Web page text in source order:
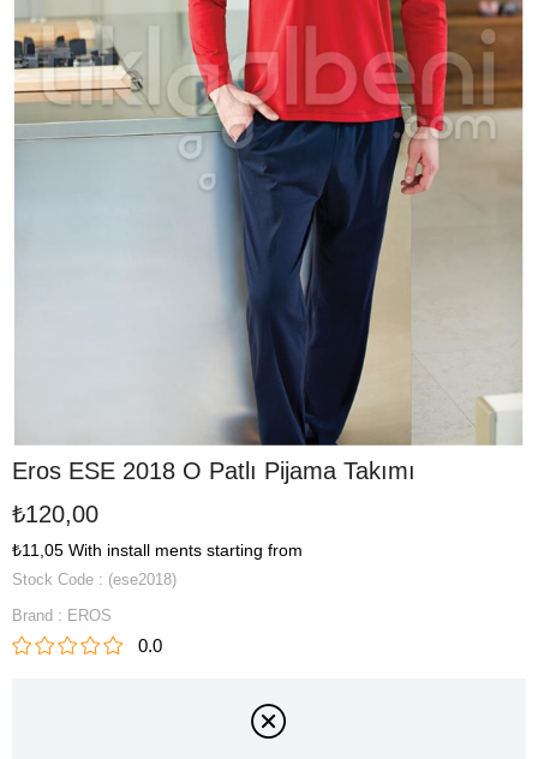
Eros ESE 2018 O Patlı Pijama Takımı
₺120,00
₺11,05 With install ments starting from
Stock Code
(ese2018)
Brand : EROS
0.0